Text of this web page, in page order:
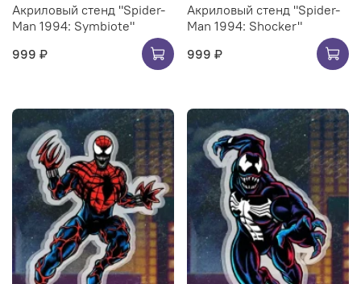
Акриловый стенд "Spider-
Man 1994: Symbiote"
999 ₽
Акриловый стенд "Spider-
Man 1994: Shocker"
999 ₽